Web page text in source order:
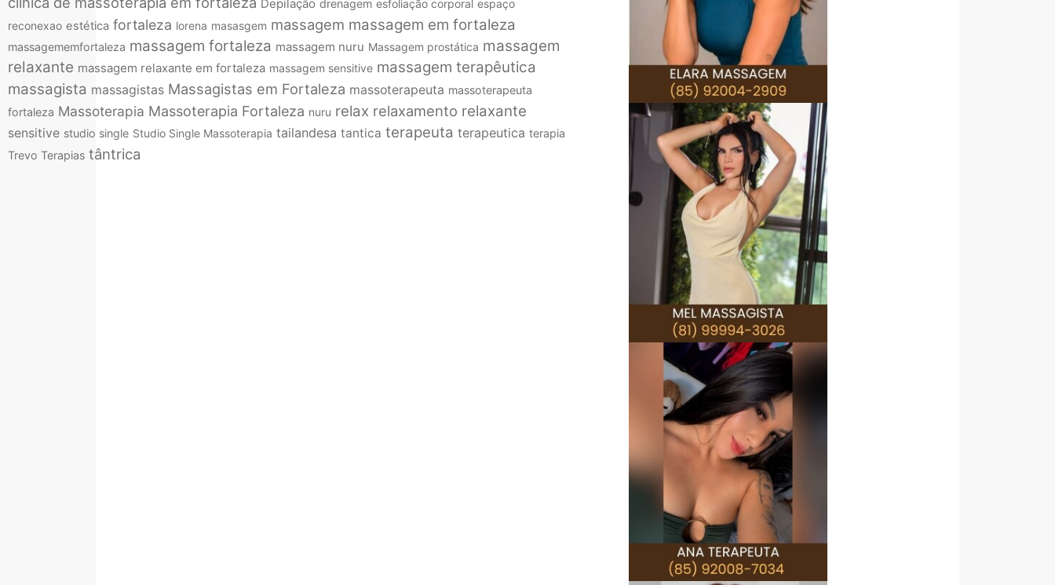
Depilação drenagem esfoliação corporal espaço
reconexao estética fortaleza lorena masasgem massagem massagem em fortaleza
massagememfortaleza massagem fortaleza massagem nuru Massagem prostática massagem
relaxante massagem relaxante em fortaleza massagem sensitive massagem terapêutica
massagista massagistas Massagistas em Fortaleza massoterapeuta massoterapeuta
fortaleza Massoterapia Massoterapia Fortaleza nuru relax relaxamento relaxante
sensitive studio single Studio Single Massoterapia tailandesa tantica terapeuta terapeutica terapia
Trevo Terapias tântrica